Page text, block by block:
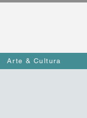
Arte & Cultura